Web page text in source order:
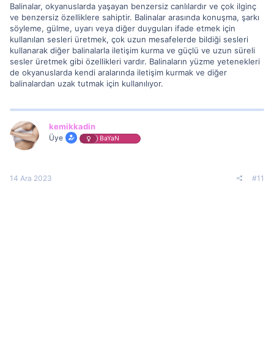
Balinalar, okyanuslarda yaşayan benzersiz canlılardır ve çok ilginç
ve benzersiz özelliklere sahiptir. Balinalar arasında konuşma, şarkı
söyleme, gülme, uyarı veya diğer duyguları ifade etmek için
kullanılan sesleri üretmek, çok uzun mesafelerde bildiği sesleri
kullanarak diğer balinalarla iletişim kurma ve güçlü ve uzun süreli
sesler üretmek gibi özellikleri vardır. Balinaların yüzme yetenekleri
de okyanuslarda kendi aralarında iletişim kurmak ve diğer
balinalardan uzak tutmak için kullanılıyor.
kemikkadin
Üye BaYaN
14 Ara 2023 #11